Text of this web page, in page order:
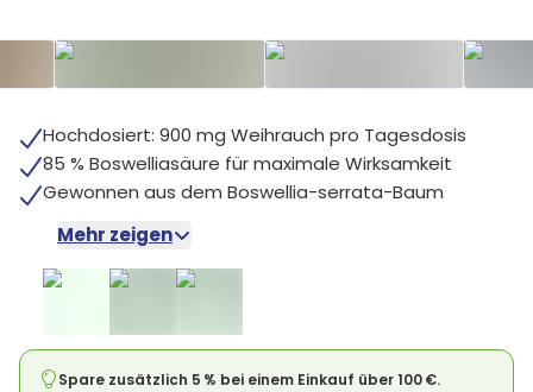
Hochdosiert: 900 mg Weihrauch pro Tagesdosis
85 % Boswelliasäure für maximale Wirksamkeit
Gewonnen aus dem Boswellia-serrata-Baum
Mehr zeigen
Spare zusätzlich 5 % bei einem Einkauf über 100 €.